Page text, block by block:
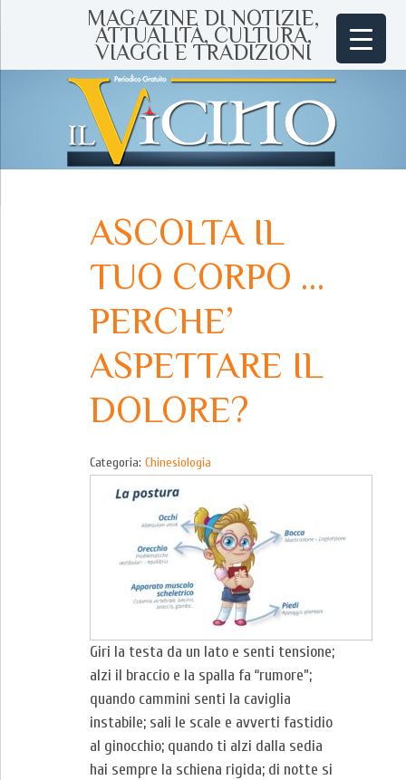
MAGAZINE DI NOTIZIE,
ATTUALITÀ, CULTURA,
VIAGGI E TRADIZIONI
ASCOLTA IL
TUO CORPO …
PERCHE’
ASPETTARE IL
DOLORE?
Categoria: Chinesiologia
Giri la testa da un lato e senti tensione;
alzi il braccio e la spalla fa “rumore”;
quando cammini senti la caviglia
instabile; sali le scale e avverti fastidio
al ginocchio; quando ti alzi dalla sedia
hai sempre la schiena rigida; di notte si